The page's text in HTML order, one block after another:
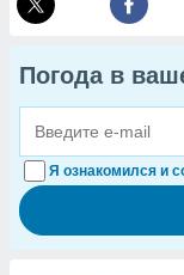
Погода в
Я ознакомился и